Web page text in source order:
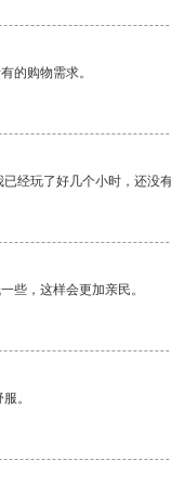
的购物需求。
经玩了好几个小时，还没
些，这样会更加亲民。
。